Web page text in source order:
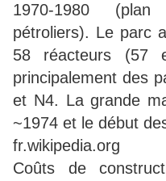
1970-1980 (plan
pétroliers). Le parc
58 réacteurs (57
principalement des
et N4. La grande
~1974 et le début
fr.wikipedia.org
Coûts de